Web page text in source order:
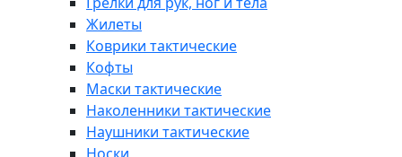
Жилеты
Коврики тактические
Кофты
Маски тактические
Наколенники тактические
Наушники тактические